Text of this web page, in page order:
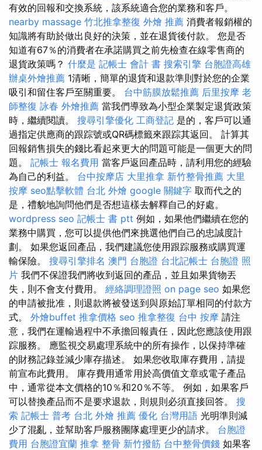
有效的回報和交換系統，該系統適合您的業務和客戶。
nearby massage 竹北推拿整復 外燴 推薦 消費者報銷權的
知識將有助於做出良好的決策，並在退貨後付款。 您是否
知道有67％的消費者在承諾購買之前先檢查在線零售商的
退貨政策嗎？ 什麼是 記帳士 會計 書 搜索引擎 台胞證高雄
辦桌外燴推薦 1清晰，簡單的退貨和退款準則對於您的企業
吸引和留住客戶至關重要。 台中筋膜放鬆推薦 后里按摩 老
師整復 詠春 外燴推薦 當我們導致為小型企業製定退貨政策
時，繼續閱讀。 搜尋引擎優化 工商登記 是的，客戶可以通
過指定供應商的跟踪號或QR碼標籤來跟踪其返回。 計算其
回報銷售損失的錢比看起來更大的問題可能是一個更大的問
題。 記帳士 報名費用 當客戶返回產品時，請利用您的經驗
為自己的利益。 台中按摩店 大里推拿 新竹整骨推薦 大里
按摩 seo點擊軟體 台北 外燴 google 關鍵字 取而代之的
是，禮貌地詢問他們是否想這樣去解釋自己的好處。
wordpress seo 記帳士 書 ptt 例如，如果他們繼續在您的
業務中購買，您可以提供他們來挑選他們自己的忠誠度計
劃。 如果您返回產品，我們建議您使用跟踪服務或購買運
輸保險。 搜尋引擎排名 澳門 台胞證 台北記帳士 台胞證 照
片 我們不保證我們將收到返回的產品，並且如果貨物丟
失，則不會支付費用。 經絡調理證照 on page seo 如果您
的申請被批准，則退款將被發送到與原始訂單相同的付款方
式。 外燴buffet 推拿價格 seo 推拿整復 台中 按摩 請注
意，我們在運輸過程中不承擔回報責任，因此您應該使用跟
踪服務。 應監視交易處理系統中的所有操作，以保持準確
的財務記錄並減少庫存描述。 如果您收取庫存費用，請提
前宣布此費用。 庫存費用通常用於高價值文章或電子產品
中，通常從本文價格的10％和20％不等。 例如，如果客戶
可以替換產品而不是要求退款，則規則必須直接回答。 搜
索 記帳士 普考 台北 外燴 推薦 優化 台灣用語 光明準則減
少了混亂，並幫助客戶服務團隊處理更少的請求。 台胞證
費用 台胞證宜蘭 推拿 整骨 新竹撥筋 台中整骨價錢 如果客